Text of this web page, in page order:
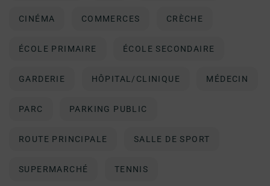
CINÉMA COMMERCES CRÈCHE
ÉCOLE PRIMAIRE ÉCOLE SECONDAIRE
GARDERIE HÔPITAL/CLINIQUE MÉDECIN
PARC PARKING PUBLIC
ROUTE PRINCIPALE SALLE DE SPORT
SUPERMARCHÉ TENNIS